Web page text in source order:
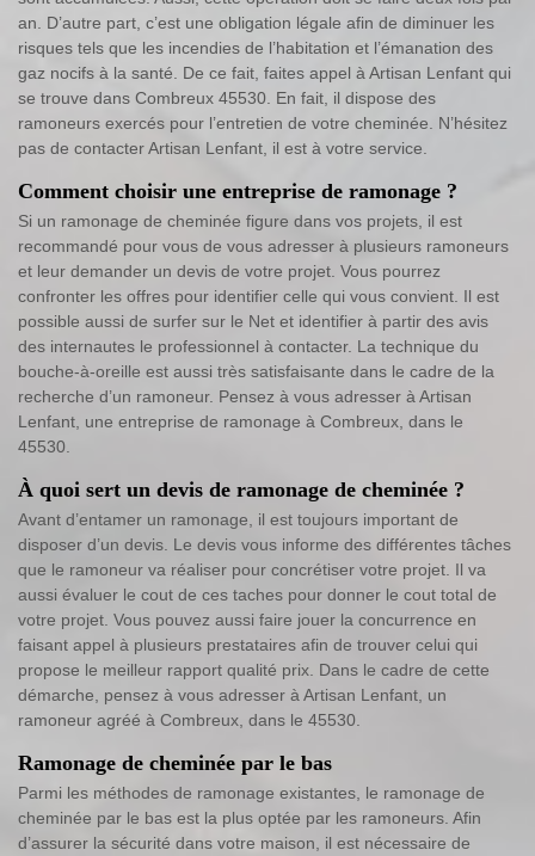
an. D’autre part, c’est une obligation légale afin de diminuer les
risques tels que les incendies de l’habitation et l’émanation des
gaz nocifs à la santé. De ce fait, faites appel à Artisan Lenfant qui
se trouve dans Combreux 45530. En fait, il dispose des
ramoneurs exercés pour l’entretien de votre cheminée. N’hésitez
pas de contacter Artisan Lenfant, il est à votre service.
Comment choisir une entreprise de ramonage ?
Si un ramonage de cheminée figure dans vos projets, il est
recommandé pour vous de vous adresser à plusieurs ramoneurs
et leur demander un devis de votre projet. Vous pourrez
confronter les offres pour identifier celle qui vous convient. Il est
possible aussi de surfer sur le Net et identifier à partir des avis
des internautes le professionnel à contacter. La technique du
bouche-à-oreille est aussi très satisfaisante dans le cadre de la
recherche d’un ramoneur. Pensez à vous adresser à Artisan
Lenfant, une entreprise de ramonage à Combreux, dans le
45530.
À quoi sert un devis de ramonage de cheminée ?
Avant d’entamer un ramonage, il est toujours important de
disposer d’un devis. Le devis vous informe des différentes tâches
que le ramoneur va réaliser pour concrétiser votre projet. Il va
aussi évaluer le cout de ces taches pour donner le cout total de
votre projet. Vous pouvez aussi faire jouer la concurrence en
faisant appel à plusieurs prestataires afin de trouver celui qui
propose le meilleur rapport qualité prix. Dans le cadre de cette
démarche, pensez à vous adresser à Artisan Lenfant, un
ramoneur agréé à Combreux, dans le 45530.
Ramonage de cheminée par le bas
Parmi les méthodes de ramonage existantes, le ramonage de
cheminée par le bas est la plus optée par les ramoneurs. Afin
d’assurer la sécurité dans votre maison, il est nécessaire de